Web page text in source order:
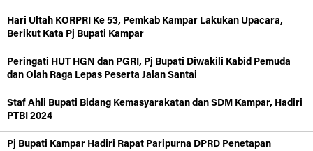
Hari Ultah KORPRI Ke 53, Pemkab Kampar Lakukan Upacara,
Berikut Kata Pj Bupati Kampar
Peringati HUT HGN dan PGRI, Pj Bupati Diwakili Kabid Pemuda
dan Olah Raga Lepas Peserta Jalan Santai
Staf Ahli Bupati Bidang Kemasyarakatan dan SDM Kampar, Hadiri
PTBI 2024
Pj Bupati Kampar Hadiri Rapat Paripurna DPRD Penetapan